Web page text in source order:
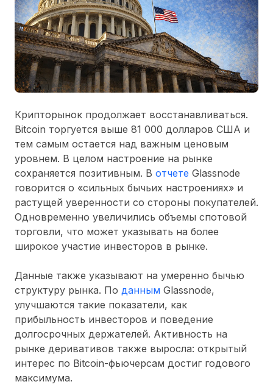
Крипторынок продолжает восстанавливаться.
Bitcoin торгуется выше 81 000 долларов США и
тем самым остается над важным ценовым
уровнем. В целом настроение на рынке
сохраняется позитивным. В отчете Glassnode
говорится о «сильных бычьих настроениях» и
растущей уверенности со стороны покупателей.
Одновременно увеличились объемы спотовой
торговли, что может указывать на более
широкое участие инвесторов в рынке.
Данные также указывают на умеренно бычью
структуру рынка. По данным Glassnode,
улучшаются такие показатели, как
прибыльность инвесторов и поведение
долгосрочных держателей. Активность на
рынке деривативов также выросла: открытый
интерес по Bitcoin-фьючерсам достиг годового
максимума.